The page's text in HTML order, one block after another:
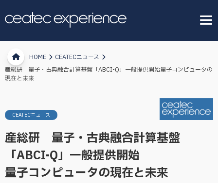
HOME
CEATECニュース
産総研 量子・古典融合計算基盤「ABCI-Q」一般提供開始量子コンピュータの
現在と未来
CEATECニュース
産総研 量子・古典融合計算基盤
「ABCI-Q」一般提供開始
量子コンピュータの現在と未来